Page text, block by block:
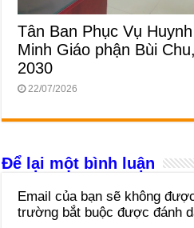
Tân Ban Phục Vụ
Minh Giáo phận Bùi
2030
22/07/2026
Để lại một bình luận
Email của bạn sẽ không
trường bắt buộc được đánh